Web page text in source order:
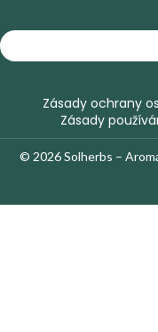
Zásady ochrany
Zásady
© 2026 Solherbs –